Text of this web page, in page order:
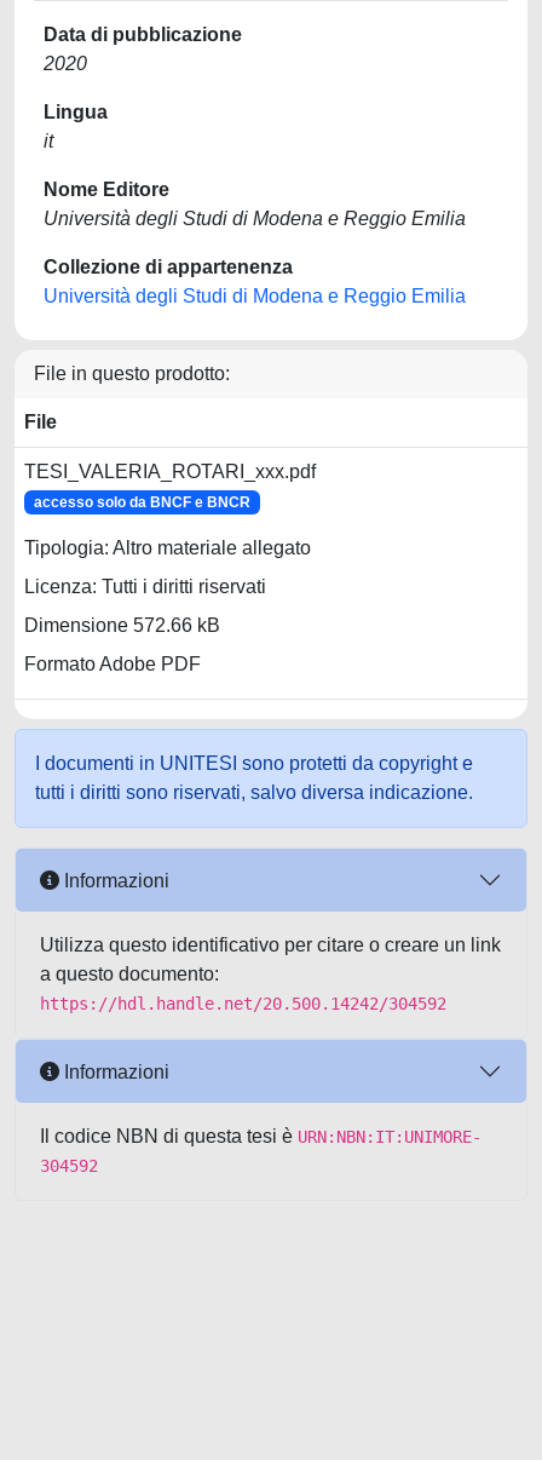
Data di pubblicazione
2020
Lingua
it
Nome Editore
Università degli Studi di Modena e Reggio Emilia
Collezione di appartenenza
Università degli Studi di Modena e Reggio Emilia
File in questo prodotto:
File
TESI_VALERIA_ROTARI_xxx.pdf
accesso solo da BNCF e BNCR
Tipologia: Altro materiale allegato
Licenza: Tutti i diritti riservati
Dimensione 572.66 kB
Formato Adobe PDF
I documenti in UNITESI sono protetti da copyright e
tutti i diritti sono riservati, salvo diversa indicazione.
Informazioni
Utilizza questo identificativo per citare o creare un link
a questo documento:
https://hdl.handle.net/20.500.14242/304592
Informazioni
Il codice NBN di questa tesi è URN:NBN:IT:UNIMORE-
304592